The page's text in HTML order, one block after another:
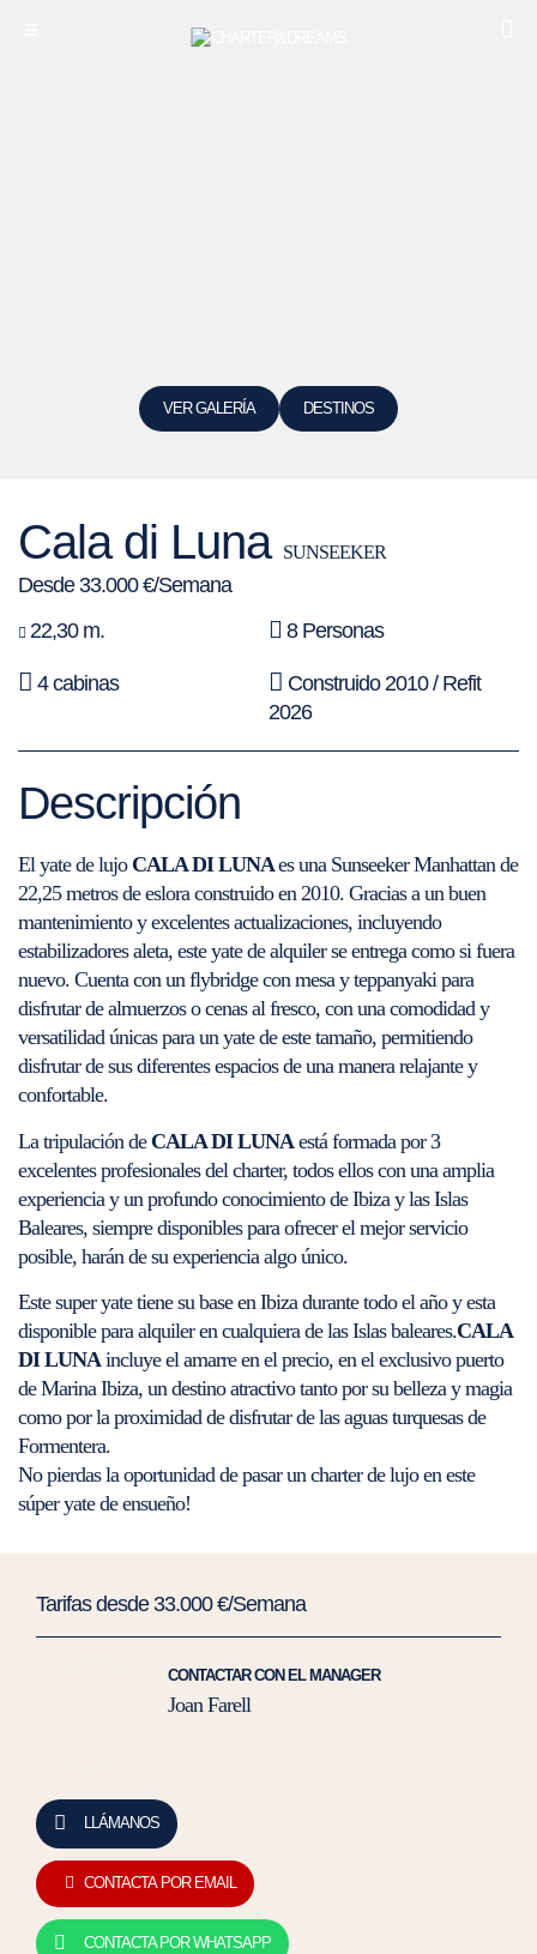
VER GALERÍA DESTINOS
Cala di Luna SUNSEEKER
Desde 33.000 €/Semana
22,30 m.
8 Personas
4 cabinas
Construido 2010 / Refit
2026
Descripción
El yate de lujoCALA DI LUNAes una Sunseeker Manhattan de
22,25 metros de eslora construido en 2010. Gracias a un buen
mantenimiento y excelentes actualizaciones, incluyendo
estabilizadores aleta, este yate de alquiler se entrega como si fuera
nuevo. Cuenta con un flybridge con mesa y teppanyaki para
disfrutar de almuerzos o cenas al fresco, con una comodidad y
versatilidad únicas para un yate de este tamaño, permitiendo
disfrutar de sus diferentes espacios de una manera relajante y
confortable.
La tripulación de CALA DI LUNA está formada por 3
excelentes profesionales del charter, todos ellos con una amplia
experiencia y un profundo conocimiento de Ibiza y las Islas
Baleares, siempre disponibles para ofrecer el mejor servicio
posible, harán de su experiencia algo único.
Este super yate tiene su base en Ibiza durante todo el año y esta
disponible para alquiler en cualquiera de las Islas baleares.CALA
DI LUNAincluye el amarre en el precio, en el exclusivo puerto
de Marina Ibiza, un destino atractivo tanto por su belleza y magia
como por la proximidad de disfrutar de las aguas turquesas de
Formentera.
No pierdas la oportunidad de pasar un charter de lujo en este
súper yate de ensueño!
Tarifas desde 33.000 €/Semana
CONTACTAR CON EL MANAGER
Joan Farell
LLÁMANOS
CONTACTA POR EMAIL
CONTACTA POR WHATSAPP